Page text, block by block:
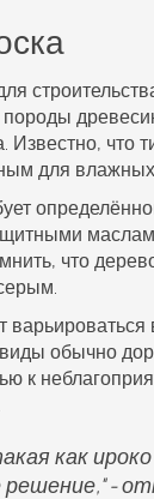
что
для
что
обычно
к
как
решение," -